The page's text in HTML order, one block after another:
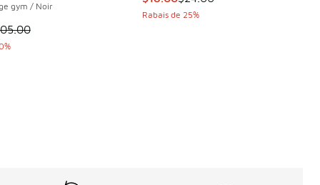
à $52.50
gym / Noir
est en solde. Le prix est passé de $105.00 à $52.50
Rabais de 25%